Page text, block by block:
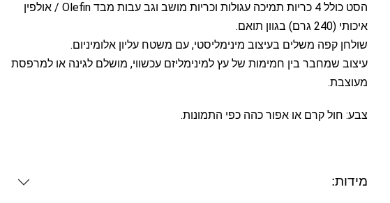
הסט כולל 4 כריות תמיכה עגולות וכריות מושב וגב עבות מבד Olefin / אולפין
איכותי (240 גרם) בגוון תואם.
שולחן קפה משלים בעיצוב מינימליסטי, עם משטח עליון אלומיניום.
עיצוב שמחבר בין חמימות של עץ למינימליזם עכשווי, מושלם לגינה או למרפסת
מעוצבת.
צבע: חול קרם או אפור כהה כפי התמונות.
מידות: